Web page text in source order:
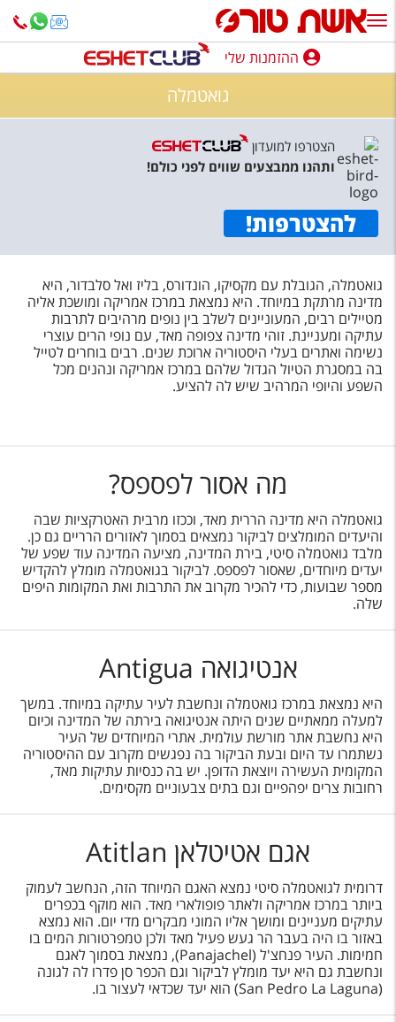
ההזמנות שלי
חופשה לפי סגנון
טיולים מאורגנים
חבילות נופש
הרגע האחרון
חבילות בריאות וספא
קרוז
מגזין אשת
שירות לקוחות
נגישות
עקבו אחרינו
ההזמנות שלי
גואטמלה
הצטרפו למועדון
ותהנו ממבצעים שווים לפני כולם!
להצטרפות!
גואטמלה, הגובלת עם מקסיקו, הונדורס, בליז ואל סלבדור, היא
מדינה מרתקת במיוחד. היא נמצאת במרכז אמריקה ומושכת אליה
מטיילים רבים, המעוניינים לשלב בין נופים מרהיבים לתרבות
עתיקה ומעניינת. זוהי מדינה צפופה מאד, עם נופי הרים עוצרי
נשימה ואתרים בעלי היסטוריה ארוכת שנים. רבים בוחרים לטייל
בה במסגרת הטיול הגדול שלהם במרכז אמריקה ונהנים מכל
השפע והיופי המרהיב שיש לה להציע.
מה אסור לפספס?
גואטמלה היא מדינה הררית מאד, וככזו מרבית האטרקציות שבה
והיעדים המומלצים לביקור נמצאים בסמוך לאזורים הרריים גם כן.
מלבד גואטמלה סיטי, בירת המדינה, מציעה המדינה עוד שפע של
יעדים מיוחדים, שאסור לפספס. לביקור בגואטמלה מומלץ להקדיש
מספר שבועות, כדי להכיר מקרוב את התרבות ואת המקומות היפים
שלה.
אנטיגואה Antigua
היא נמצאת במרכז גואטמלה ונחשבת לעיר עתיקה במיוחד. במשך
למעלה ממאתיים שנים היתה אנטיגואה בירתה של המדינה וכיום
היא נחשבת אתר מורשת עולמית. אתרי המיוחדים של העיר
נשתמרו עד היום ובעת הביקור בה נפגשים מקרוב עם ההיסטוריה
המקומית העשירה ויוצאת הדופן. יש בה כנסיות עתיקות מאד,
רחובות צרים יפהפיים וגם בתים צבעוניים מקסימים.
אגם אטיטלאן Atitlan
דרומית לגואטמלה סיטי נמצא האגם המיוחד הזה, הנחשב לעמוק
ביותר במרכז אמריקה ולאתר פופולארי מאד. הוא מוקף בכפרים
עתיקים מעניינים ומושך אליו המוני מבקרים מדי יום. הוא נמצא
באזור בו היה בעבר הר געש פעיל מאד ולכן טמפרטורות המים בו
חמימות. העיר פנחצ'ל (Panajachel), נמצאת בסמוך לאגם
ונחשבת גם היא יעד מומלץ לביקור וגם הכפר סן פדרו לה לגונה
(San Pedro La Laguna) הוא יעד שכדאי לעצור בו.